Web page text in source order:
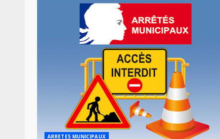
ARRETES MUNICIPAUX